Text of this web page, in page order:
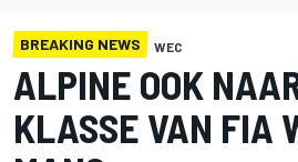
BREAKING NEWS WEC
ALPINE OOK
KLASSE VAN FIA